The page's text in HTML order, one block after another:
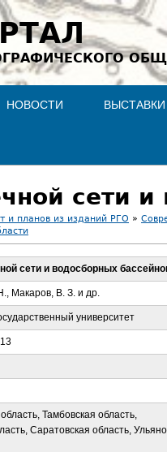
НОВОСТИ ВЫСТАВКИ
сети
и планов из изданий РГО »
сети и водосборных
Макаров, В. З. и др.
университет
Тамбовская область,
Саратовская область,